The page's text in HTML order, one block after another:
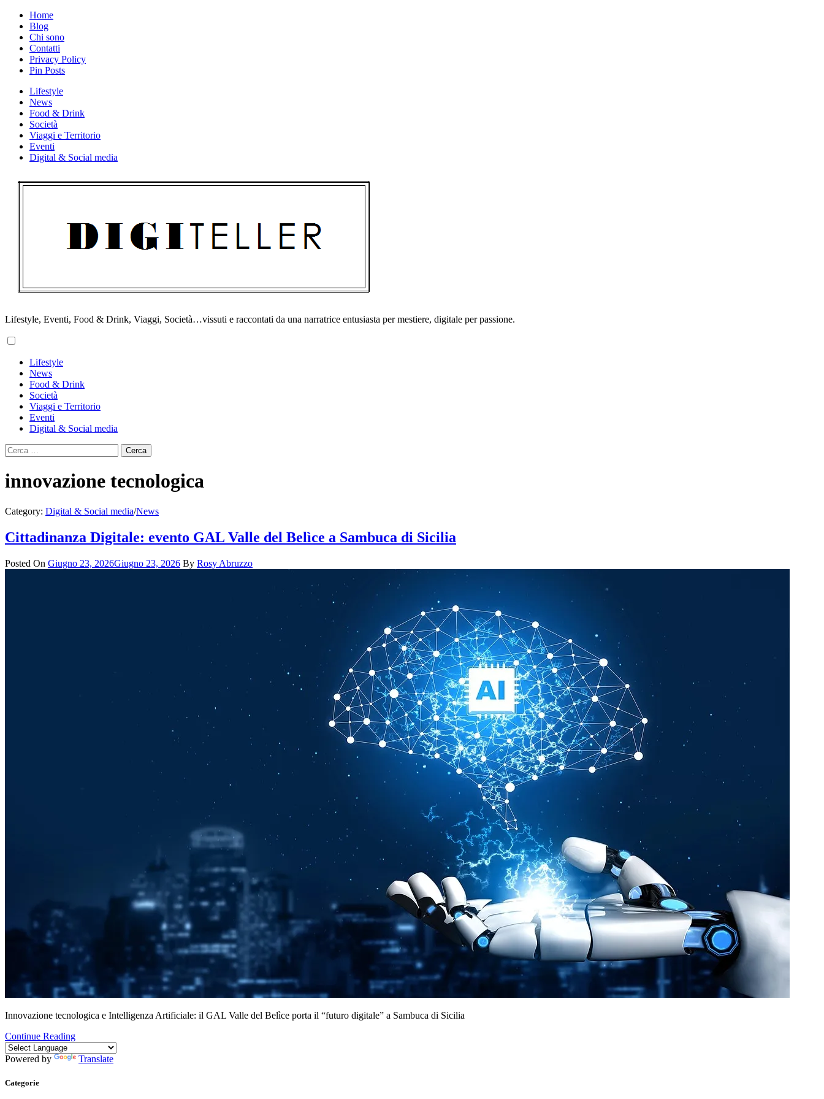
Skip
content
Home
Blog
Chi sono
Contatti
Privacy Policy
Pin Posts
Lifestyle
News
Food & Drink
Società
Viaggi e Territorio
Eventi
Digital & Social media
Lifestyle, Eventi, Food & Drink, Viaggi, Società…vissuti e raccontati da una narratrice entusiasta per mestiere, digitale per passione.
Menu
Lifestyle
News
Food & Drink
Società
Viaggi e Territorio
Eventi
Digital & Social media
Ricerca
per:
innovazione tecnologica
Category: Digital & Social media/News
Cittadinanza Digitale: evento GAL Valle del Belìce a Sambuca di Sicilia
Posted On Giugno 23, 2026Giugno 23, 2026 By Rosy Abruzzo
Innovazione tecnologica e Intelligenza Artificiale: il GAL Valle del Belìce porta il “futuro digitale” a Sambuca di Sicilia
Continue Reading
Powered by Translate
Categorie